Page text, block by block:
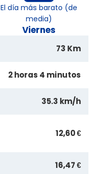
El día más barato (de
media)
Viernes
73 Km
2 horas 4 minutos
35.3 km/h
12,60 €
16,47 €